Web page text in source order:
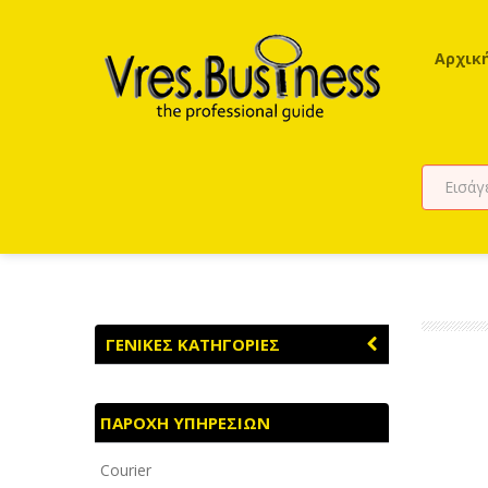
ΓΕΝΙΚΕΣ ΚΑΤΗΓΟΡΙΕΣ
ΑΓΡΟΤΙΚΑ - ΚΤΗΝΟΤΡΟΦΙΚΑ
ΑΘΛΗΤΙΣΜΟΣ
ΠΑΡΟΧΗ ΥΠΗΡΕΣΙΩΝ
Courier